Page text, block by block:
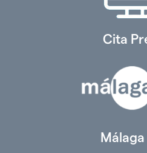
Cita